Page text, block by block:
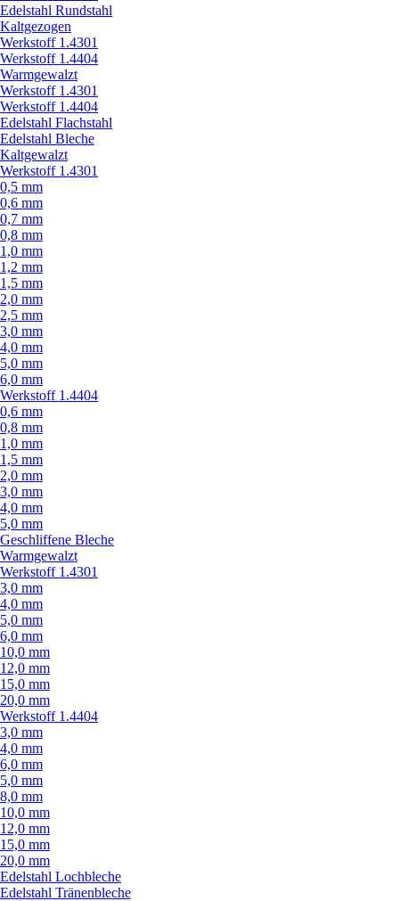
Edelstahl Rundstahl
Kaltgezogen
Werkstoff 1.4301
Werkstoff 1.4404
Warmgewalzt
Werkstoff 1.4301
Werkstoff 1.4404
Edelstahl Flachstahl
Edelstahl Bleche
Kaltgewalzt
Werkstoff 1.4301
0,5 mm
0,6 mm
0,7 mm
0,8 mm
1,0 mm
1,2 mm
1,5 mm
2,0 mm
2,5 mm
3,0 mm
4,0 mm
5,0 mm
6,0 mm
Werkstoff 1.4404
0,6 mm
0,8 mm
1,0 mm
1,5 mm
2,0 mm
3,0 mm
4,0 mm
5,0 mm
Geschliffene Bleche
Warmgewalzt
Werkstoff 1.4301
3,0 mm
4,0 mm
5,0 mm
6,0 mm
10,0 mm
12,0 mm
15,0 mm
20,0 mm
Werkstoff 1.4404
3,0 mm
4,0 mm
6,0 mm
5,0 mm
8,0 mm
10,0 mm
12,0 mm
15,0 mm
20,0 mm
Edelstahl Lochbleche
Edelstahl Tränenbleche